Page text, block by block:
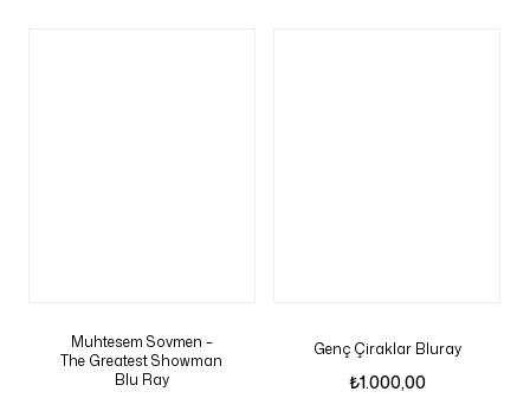
Muhtesem Sovmen –
The Greatest Showman
Blu Ray
Genç Çiraklar Bluray
₺1.000,00